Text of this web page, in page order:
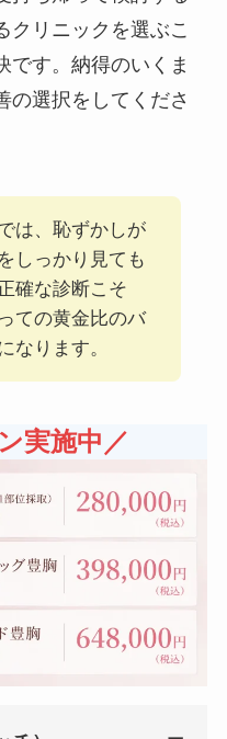
クリニックを選ぶこ
です。納得のいくま
の選択をしてくださ
は、恥ずかしが
しっかり見ても
確な診断こそ
ての黄金比のバ
なります。
実施中／